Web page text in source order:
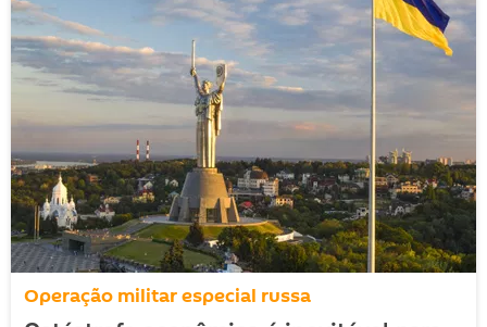
Operação militar especial russa